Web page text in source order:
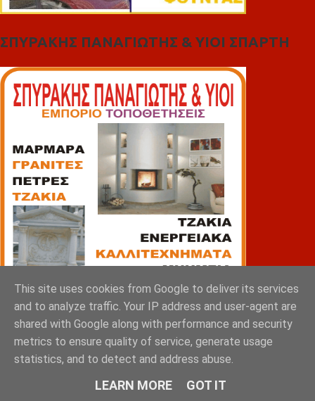
ΣΠΥΡΑΚΗΣ ΠΑΝΑΓΙΩΤΗΣ & YIOI ΣΠΑΡΤΗ
This site uses cookies from Google to deliver its services
and to analyze traffic. Your IP address and user-agent are
shared with Google along with performance and security
metrics to ensure quality of service, generate usage
statistics, and to detect and address abuse.
LEARN MORE GOT IT